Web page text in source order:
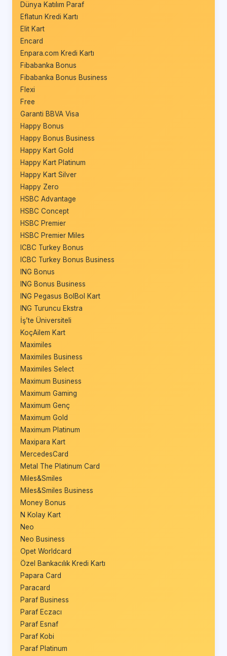
Dünya Katılım Paraf
Eflatun Kredi Kartı
Elit Kart
Encard
Enpara.com Kredi Kartı
Fibabanka Bonus
Fibabanka Bonus Business
Flexi
Free
Garanti BBVA Visa
Happy Bonus
Happy Bonus Business
Happy Kart Gold
Happy Kart Platinum
Happy Kart Silver
Happy Zero
HSBC Advantage
HSBC Concept
HSBC Premier
HSBC Premier Miles
ICBC Turkey Bonus
ICBC Turkey Bonus Business
ING Bonus
ING Bonus Business
ING Pegasus BolBol Kart
ING Turuncu Ekstra
İş’te Üniversiteli
KoçAilem Kart
Maximiles
Maximiles Business
Maximiles Select
Maximum Business
Maximum Gaming
Maximum Genç
Maximum Gold
Maximum Platinum
Maxipara Kart
MercedesCard
Metal The Platinum Card
Miles&Smiles
Miles&Smiles Business
Money Bonus
N Kolay Kart
Neo
Neo Business
Opet Worldcard
Özel Bankacılık Kredi Kartı
Papara Card
Paracard
Paraf Business
Paraf Eczacı
Paraf Esnaf
Paraf Kobi
Paraf Platinum